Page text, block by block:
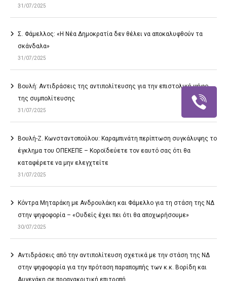
31/07/2025
Σ. Φάμελλος: «Η Νέα Δημοκρατία δεν θέλει να αποκαλυφθούν τα
σκάνδαλα»
31/07/2025
Βουλή: Αντιδράσεις της αντιπολίτευσης για την επιστολική ψήφο
της συμπολίτευσης
31/07/2025
Βουλή-Ζ. Κωνσταντοπούλου: Καραμπινάτη περίπτωση συγκάλυψης το
έγκλημα του ΟΠΕΚΕΠΕ – Κοροϊδεύετε τον εαυτό σας ότι θα
καταφέρετε να μην ελεγχτείτε
31/07/2025
Κόντρα Μηταράκη με Ανδρουλάκη και Φάμελλο για τη στάση της ΝΔ
στην ψηφοφορία – «Ουδείς έχει πει ότι θα αποχωρήσουμε»
30/07/2025
Αντιδράσεις από την αντιπολίτευση σχετικά με την στάση της ΝΔ
στην ψηφοφορία για την πρόταση παραπομπής των κ.κ. Βορίδη και